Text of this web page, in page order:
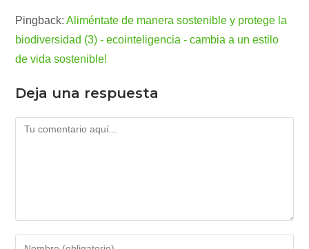
Pingback:Aliméntate de manera sostenible y protege la
biodiversidad (3) - ecointeligencia - cambia a un estilo
de vida sostenible!
Deja una respuesta
Comentario
Introduce